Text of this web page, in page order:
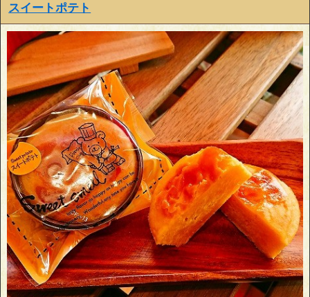
スイートポテト